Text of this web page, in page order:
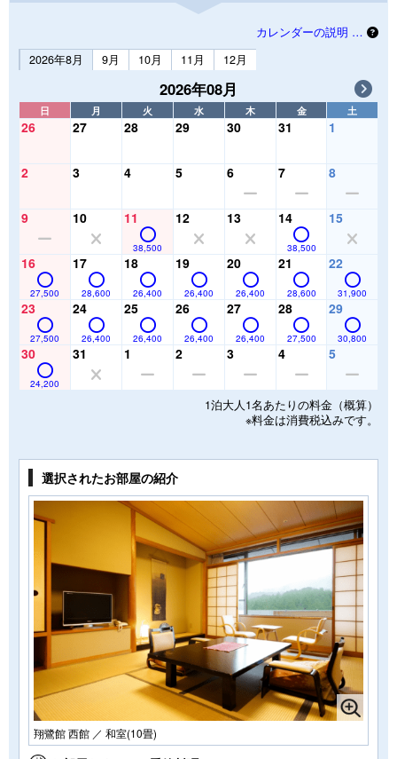
カレンダーの説明 …
2026年8月
9月 10月 11月 12月
2026年08月
日 月 火 水 木 金 土
26 27 28 29 30 31 1
2 3 4 5 6 7 8
9 10 11
38,500
12 13 14
38,500
15
16
27,500
17
28,600
18
26,400
19
26,400
20
26,400
21
28,600
22
31,900
23
27,500
24
26,400
25
26,400
26
26,400
27
26,400
28
27,500
29
30,800
30
24,200
31 1 2 3 4 5
1泊大人1名あたりの料金（概算）
※料金は消費税込みです。
選択されたお部屋の紹介
翔鷺館 西館 ／ 和室(10畳)